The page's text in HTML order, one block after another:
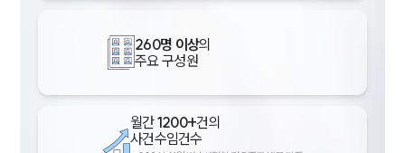
260명 이상의
주요 구성원
월간1200+건의
사건수임건수